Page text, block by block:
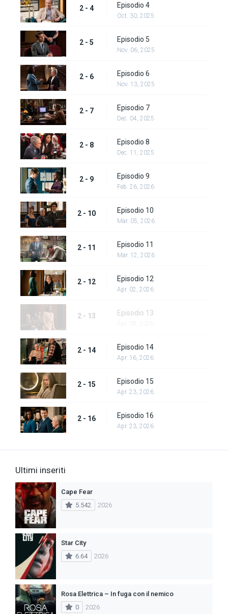
2 - 4 Episodio 4
Oct. 30, 2025
2 - 5 Episodio 5
Nov. 06, 2025
2 - 6 Episodio 6
Nov. 13, 2025
2 - 7 Episodio 7
Dec. 04, 2025
2 - 8 Episodio 8
Dec. 11, 2025
2 - 9 Episodio 9
Feb. 26, 2026
2 - 10 Episodio 10
Mar. 05, 2026
2 - 11 Episodio 11
Mar. 12, 2026
2 - 12 Episodio 12
Apr. 02, 2026
2 - 13 Episodio 13
2 - 14 Episodio 14
Apr. 16, 2026
2 - 15 Episodio 15
Apr. 23, 2026
2 - 16 Episodio 16
Apr. 23, 2026
Ultimi inseriti
Cape Fear
5.542
2026
Star City
6.64
2026
Rosa Elettrica – In fuga con il nemico
0
2026